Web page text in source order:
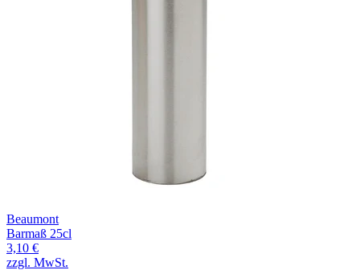
Beaumont
Barmaß 25cl
3,10 €
zzgl. MwSt.